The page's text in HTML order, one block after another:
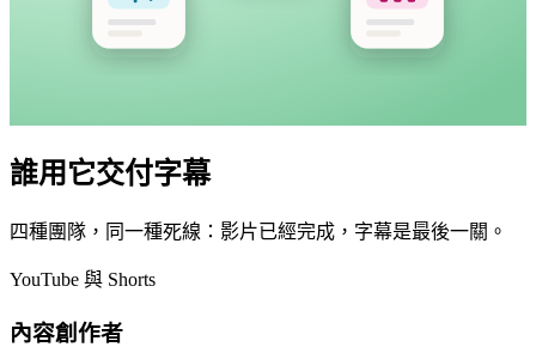
誰用它交付字幕
四種團隊，同一種死線：影片已經完成，字幕是最後一關。
YouTube 與 Shorts
內容創作者